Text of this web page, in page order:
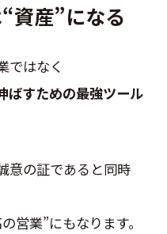
産”になる
ではなく
ばすための最強ツール
意の証であると同時
営業”にもなります。